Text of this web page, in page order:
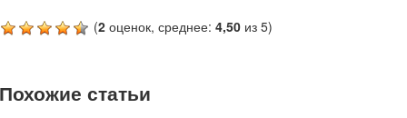
(2 оценок, среднее:4,50 из 5)
Похожие статьи